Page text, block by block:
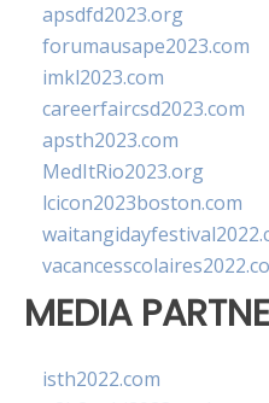
apsdfd2023.org
forumausape2023.com
imkl2023.com
careerfaircsd2023.com
apsth2023.com
MedItRio2023.org
lcicon2023boston.com
MEDIA
isth2022.com